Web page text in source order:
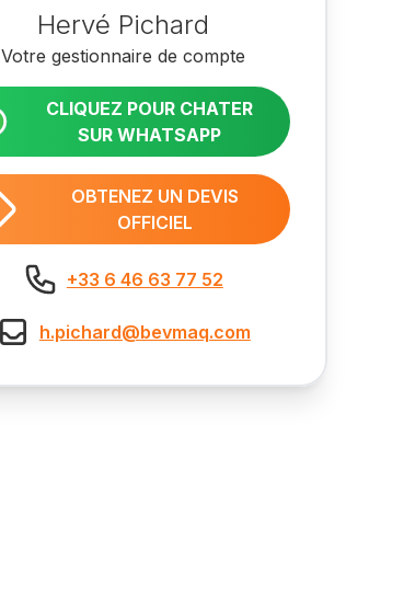
Hervé Pichard
Votre gestionnaire de compte
CLIQUEZ POUR CHATER
SUR WHATSAPP
OBTENEZ UN DEVIS
OFFICIEL
+33 6 46 63 77 52
h.pichard@bevmaq.com